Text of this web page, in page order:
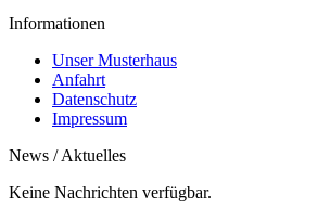
Informationen
Unser Musterhaus
Anfahrt
Datenschutz
Impressum
News / Aktuelles
Keine Nachrichten verfügbar.